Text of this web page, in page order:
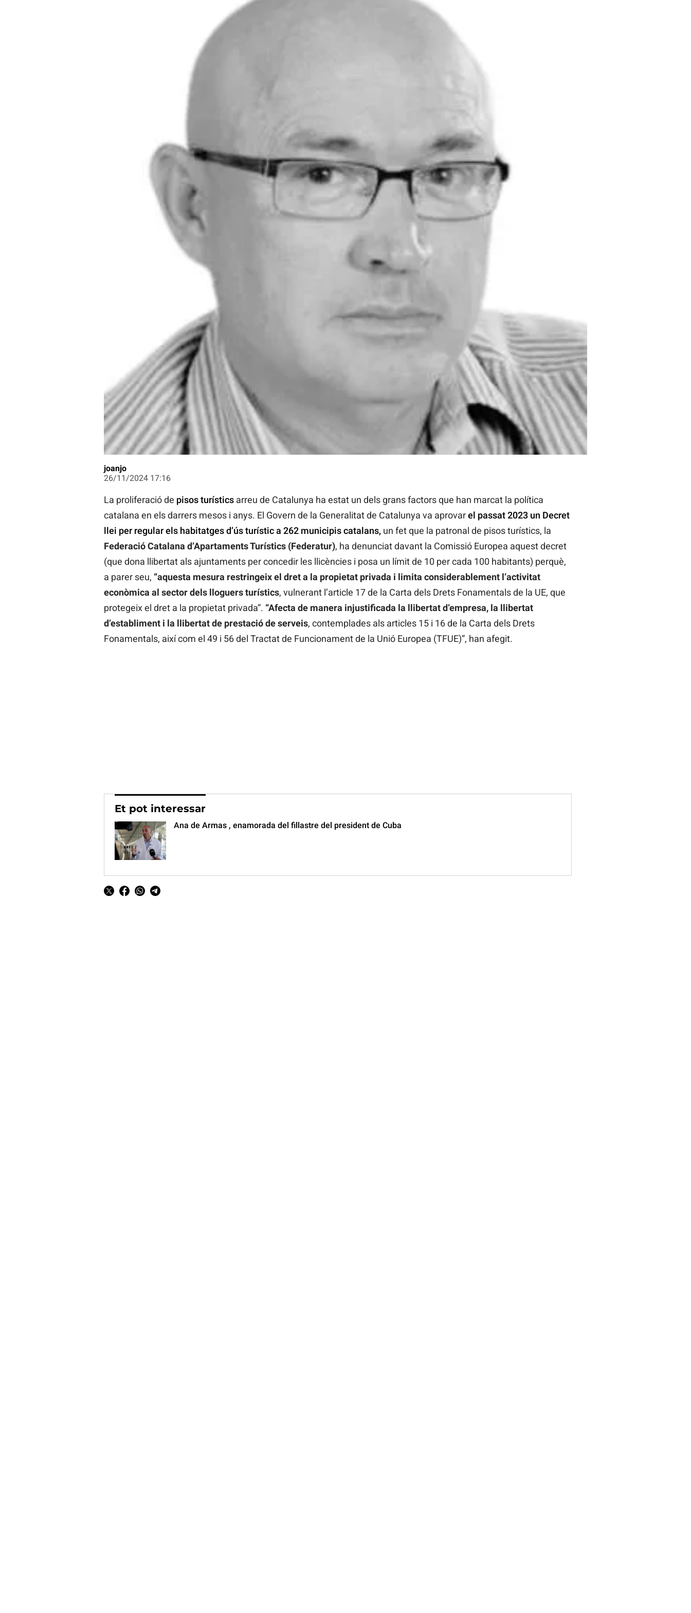
joanjo
26/11/2024 17:16
La proliferació de pisos turísticsarreu de Catalunya ha estat un dels grans factors que han marcat la política
catalana en els darrers mesos i anys. El Govern de la Generalitat de Catalunya va aprovarel passat 2023 un Decret
llei per regular els habitatges d’ús turístic a 262 municipis catalans, un fet que la patronal de pisos turístics, la
Federació Catalana d’Apartaments Turístics (Federatur), ha denunciat davant la Comissió Europea aquest decret
(que dona llibertat als ajuntaments per concedir les llicències i posa un límit de 10 per cada 100 habitants) perquè,
a parer seu, “aquesta mesura restringeix el dret a la propietat privada i limita considerablement l’activitat
econòmica al sector dels lloguers turístics, vulnerant l’article 17 de la Carta dels Drets Fonamentals de la UE, que
protegeix el dret a la propietat privada”. “Afecta de manera injustificada la llibertat d’empresa, la llibertat
d’establiment i la llibertat de prestació de serveis, contemplades als articles 15 i 16 de la Carta dels Drets
Fonamentals, així com el 49 i 56 del Tractat de Funcionament de la Unió Europea (TFUE)”, han afegit.
Et pot interessar
Ana de Armas , enamorada del fillastre del president de Cuba